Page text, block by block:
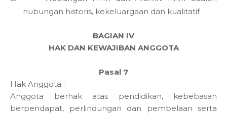
hubungan historis, kekeluargaan dan kualitatif
BAGIAN IV
HAK DAN KEWAJIBAN ANGGOTA
Pasal 7
Hak Anggota :
Anggota berhak atas pendidikan, kebebasan
berpendapat, perlindungan dan pembelaan serta